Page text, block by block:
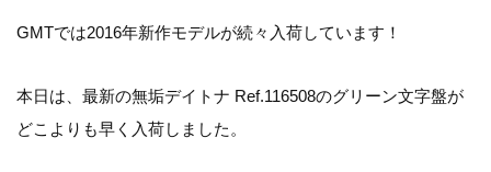
GMTでは2016年新作モデルが続々入荷しています！
本日は、最新の無垢デイトナ Ref.116508のグリーン文字盤が
どこよりも早く入荷しました。